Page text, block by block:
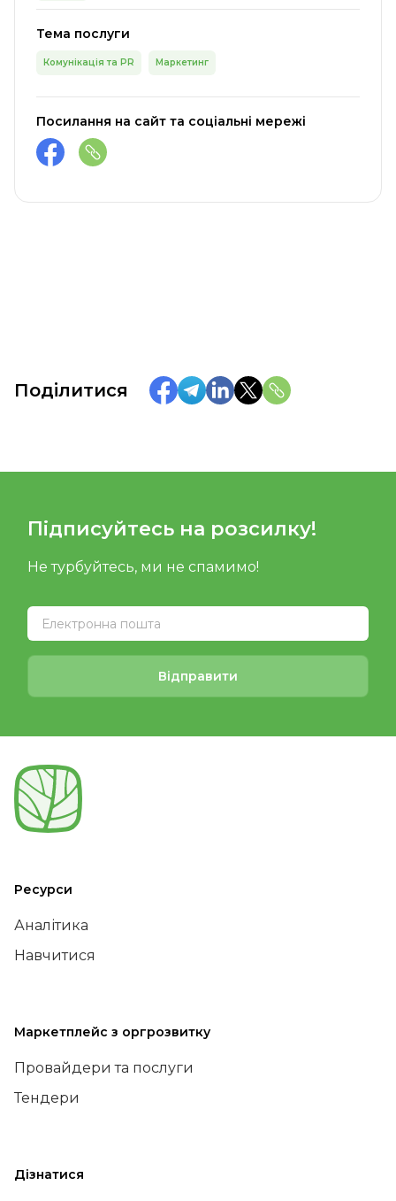
Тема послуги
Комунікація та PR Маркетинг
Посилання на сайт та соціальні мережі
Поділитися
Підписуйтесь на розсилку!
Не турбуйтесь, ми не спамимо!
Відправити
Ресурси
Аналітика
Навчитися
Маркетплейс з оргрозвитку
Провайдери та послуги
Тендери
Дізнатися